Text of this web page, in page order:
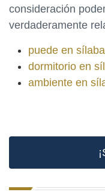
consideración
verdaderamente
puede en
dormitorio en
ambiente en